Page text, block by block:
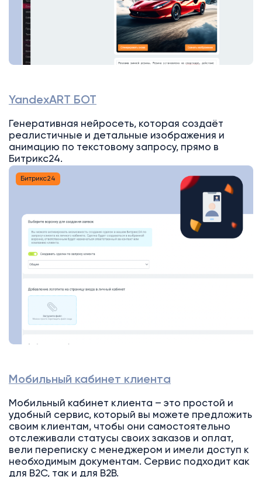
YandexART БОТ
Генеративная нейросеть, которая создаёт
реалистичные и детальные изображения и
анимацию по текстовому запросу, прямо в
Битрикс24.
Битрикс24
Мобильный кабинет клиента
Мобильный кабинет клиента – это простой и
удобный сервис, который вы можете предложить
своим клиентам, чтобы они самостоятельно
отслеживали статусы своих заказов и оплат,
вели переписку с менеджером и имели доступ к
необходимым документам. Сервис подходит как
для B2C, так и для B2B.